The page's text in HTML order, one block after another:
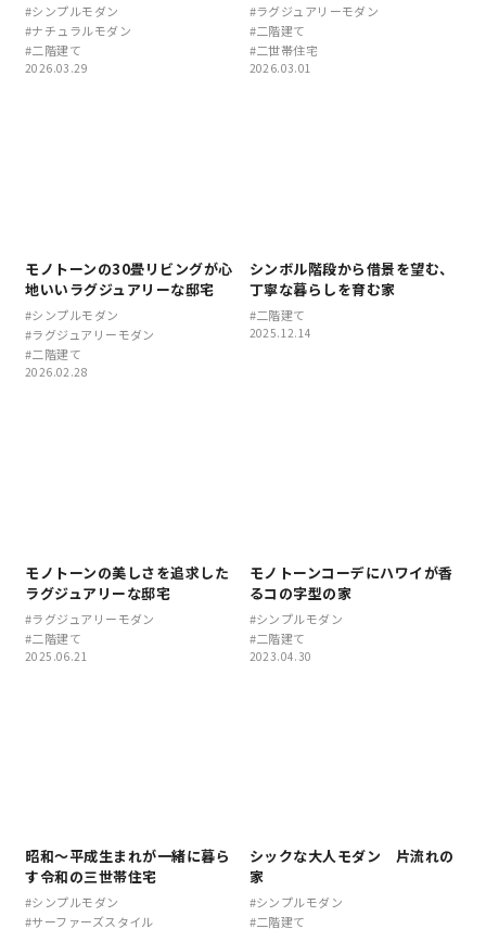
理想の暮らしを引き出すデザイン力
家具まで標準仕様の空間コーディネート
頑丈で長持ちの外壁
2030年の省エネ基準住宅
ラインナップ
Glass Arts
Blue Style
#シンプルモダン
#ナチュラルモダン
#二階建て
2026.03.29
#ラグジュアリーモダン
#二階建て
#二世帯住宅
2026.03.01
モノトーンの30畳リビングが心
地いいラグジュアリーな邸宅
#シンプルモダン
#ラグジュアリーモダン
#二階建て
2026.02.28
シンボル階段から借景を望む、
丁寧な暮らしを育む家
#二階建て
2025.12.14
モノトーンの美しさを追求した
ラグジュアリーな邸宅
#ラグジュアリーモダン
#二階建て
2025.06.21
モノトーンコーデにハワイが香
るコの字型の家
#シンプルモダン
#二階建て
2023.04.30
昭和〜平成生まれが一緒に暮ら
す令和の三世帯住宅
#シンプルモダン
#サーファーズスタイル
シックな大人モダン 片流れの
家
#シンプルモダン
#二階建て